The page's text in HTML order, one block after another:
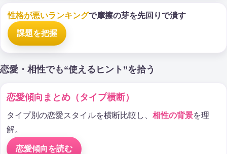
性格が悪いランキングで摩擦の芽を先回りで潰す
課題を把握
恋愛・相性でも“使えるヒント”を拾う
恋愛傾向まとめ（タイプ横断）
タイプ別の恋愛スタイルを横断比較し、 相性の背景を理
解。
恋愛傾向を読む